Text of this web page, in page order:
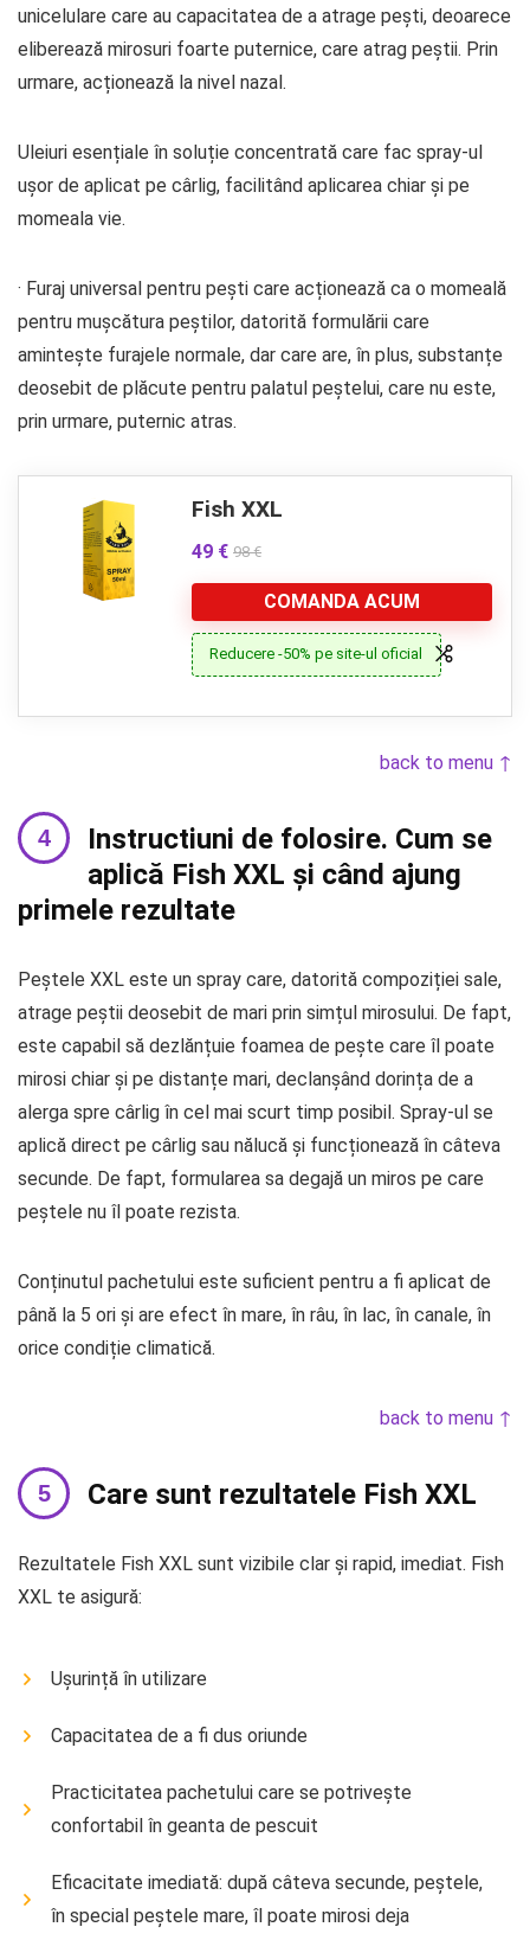
unicelulare care au capacitatea de a atrage pești, deoarece
eliberează mirosuri foarte puternice, care atrag peștii. Prin
urmare, acționează la nivel nazal.
Uleiuri esențiale în soluție concentrată care fac spray-ul
ușor de aplicat pe cârlig, facilitând aplicarea chiar și pe
momeala vie.
· Furaj universal pentru pești care acționează ca o momeală
pentru mușcătura peștilor, datorită formulării care
amintește furajele normale, dar care are, în plus, substanțe
deosebit de plăcute pentru palatul peștelui, care nu este,
prin urmare, puternic atras.
Fish XXL
49 € 98 €
COMANDA ACUM
Reducere -50% pe site-ul oficial
back to menu ↑
Instructiuni de folosire. Cum se
aplică Fish XXL și când ajung
primele rezultate
Peștele XXL este un spray care, datorită compoziției sale,
atrage peștii deosebit de mari prin simțul mirosului. De fapt,
este capabil să dezlănțuie foamea de pește care îl poate
mirosi chiar și pe distanțe mari, declanșând dorința de a
alerga spre cârlig în cel mai scurt timp posibil. Spray-ul se
aplică direct pe cârlig sau nălucă și funcționează în câteva
secunde. De fapt, formularea sa degajă un miros pe care
peștele nu îl poate rezista.
Conținutul pachetului este suficient pentru a fi aplicat de
până la 5 ori și are efect în mare, în râu, în lac, în canale, în
orice condiție climatică.
back to menu ↑
Care sunt rezultatele Fish XXL
Rezultatele Fish XXL sunt vizibile clar și rapid, imediat. Fish
XXL te asigură:
Ușurință în utilizare
Capacitatea de a fi dus oriunde
Practicitatea pachetului care se potrivește
confortabil în geanta de pescuit
Eficacitate imediată: după câteva secunde, peștele,
în special peștele mare, îl poate mirosi deja